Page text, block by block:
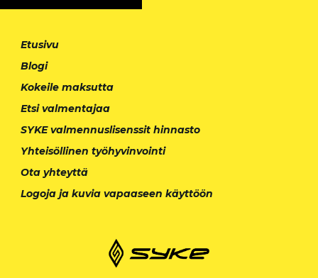
Etusivu
Blogi
Kokeile maksutta
Etsi valmentajaa
SYKE valmennuslisenssit hinnasto
Yhteisöllinen työhyvinvointi
Ota yhteyttä
Logoja ja kuvia vapaaseen käyttöön